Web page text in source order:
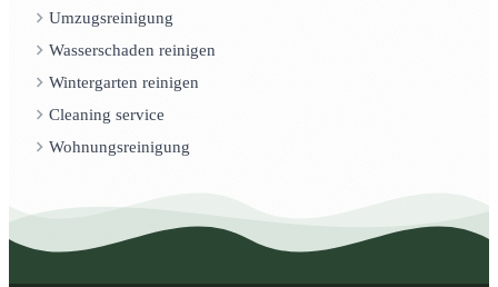
Umzugsreinigung
Wasserschaden reinigen
Wintergarten reinigen
Cleaning service
Wohnungsreinigung